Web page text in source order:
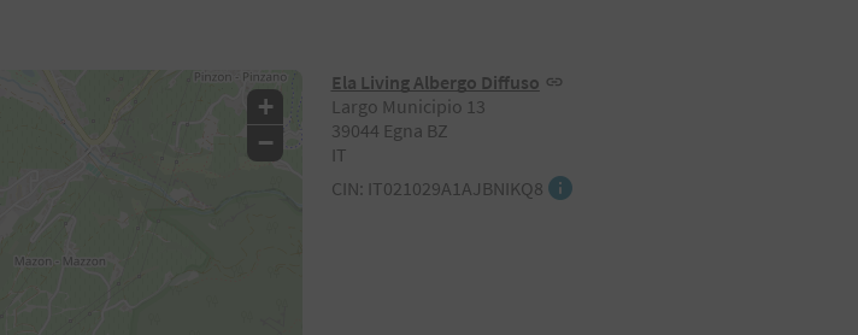
Ela Living Albergo Diffuso
Largo Municipio 13
39044 Egna BZ
IT
CIN: IT021029A1AJBNIKQ8
+
−